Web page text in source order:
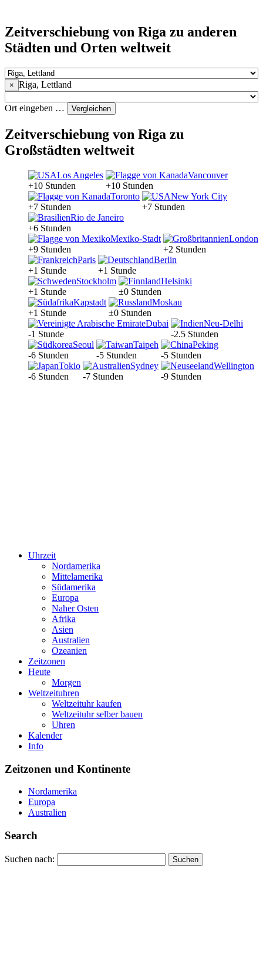
Zeitverschiebung von Riga zu anderen
Städten und Orten weltweit
× Riga, Lettland
Ort eingeben … Vergleichen
Zeitverschiebung von Riga zu
Großstädten weltweit
Los Angeles
+10 Stunden
Vancouver
+10 Stunden
Toronto
+7 Stunden
New York City
+7 Stunden
Rio de Janeiro
+6 Stunden
Mexiko-Stadt
+9 Stunden
London
+2 Stunden
Paris
+1 Stunde
Berlin
+1 Stunde
Stockholm
+1 Stunde
Helsinki
±0 Stunden
Kapstadt
+1 Stunde
Moskau
±0 Stunden
Dubai
-1 Stunde
Neu-Delhi
-2.5 Stunden
Seoul
-6 Stunden
Taipeh
-5 Stunden
Peking
-5 Stunden
Tokio
-6 Stunden
Sydney
-7 Stunden
Wellington
-9 Stunden
Uhrzeit
Nordamerika
Mittelamerika
Südamerika
Europa
Naher Osten
Afrika
Asien
Australien
Ozeanien
Zeitzonen
Heute
Morgen
Weltzeituhren
Weltzeituhr kaufen
Weltzeituhr selber bauen
Uhren
Kalender
Info
Zeitzonen und Kontinente
Nordamerika
Europa
Australien
Search
Suchen nach: